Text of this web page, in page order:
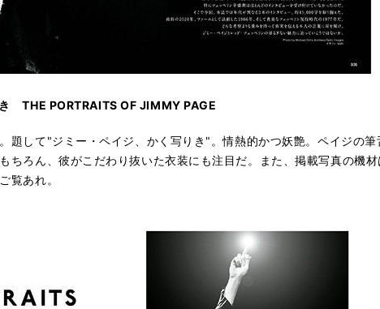
THE PORTRAITS OF JIMMY PAGE
題して"ジミー・ペイジ、かく写りき"。情熱的かつ妖艶。ペイジの
ちろん、彼がこだわり抜いた衣装にも注目だ。また、掲載写真の機
覧あれ。